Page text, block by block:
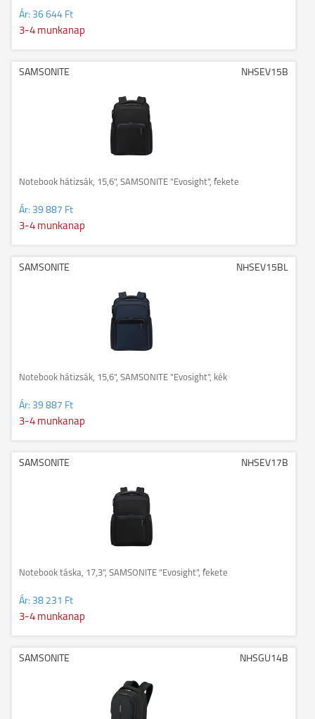
Ár: 36 644 Ft
3-4 munkanap
SAMSONITE NHSEV15B
Notebook hátizsák, 15,6", SAMSONITE "Evosight", fekete
Ár: 39 887 Ft
3-4 munkanap
SAMSONITE NHSEV15BL
Notebook hátizsák, 15,6", SAMSONITE "Evosight", kék
Ár: 39 887 Ft
3-4 munkanap
SAMSONITE NHSEV17B
Notebook táska, 17,3", SAMSONITE "Evosight", fekete
Ár: 38 231 Ft
3-4 munkanap
SAMSONITE NHSGU14B